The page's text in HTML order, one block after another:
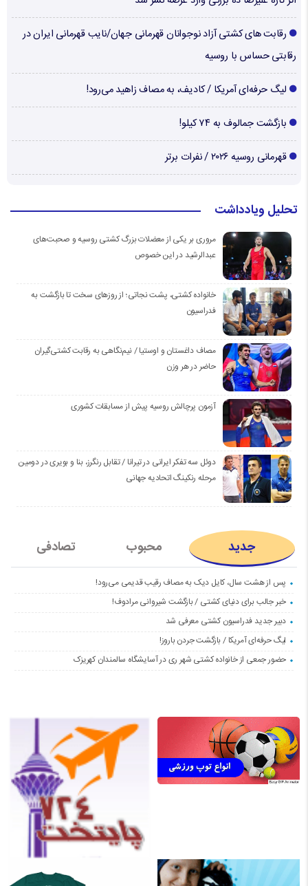
رقابت های کشتی آزاد نوجوانان قهرمانی جهان/نایب قهرمانی ایران در
رقابتی حساس با روسیه
لیگ حرفه‌ای آمریکا / کادیف، به مصاف زاهید می‌رود!
بازگشت جمالوف به ۷۴ کیلو!
قهرمانی روسیه ۲۰۲۶ / نفرات برتر
تحلیل ویادداشت
مروری بر یکی از معضلات بزرگ کشتی روسیه و صحبت‌های
عبدالرشید در این خصوص
خانواده کشتی، پشت نجاتی؛ از روزهای سخت تا بازگشت به
فدراسیون
مصاف داغستان و اوستیا / نیم‌نگاهی به رقابت کشتی‌گیران
حاضر در هر وزن
آزمون پرچالش روسیه پیش از مسابقات کشوری
دوئل سه تفکر ایرانی در تیرانا / تقابل رنگرز، بنا و بویری در دومین
مرحله رنکینگ اتحادیه جهانی
جدید محبوب تصادفی
پس از هشت سال، کایل دیک به مصاف رقیب قدیمی می‌رود!
خبر جالب برای دنیای کشتی / بازگشت شیروانی مرادوف!
دبیر جدید فدراسیون کشتی معرفی شد
لیگ حرفه‌ای آمریکا / بازگشت جردن باروز!
حضور جمعی از خانواده کشتی شهر ری در آسایشگاه سالمندان کهریزک